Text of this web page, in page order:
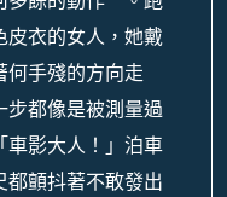
皮衣的女人，她戴
何手殘的方向走
步都像是被測量過
車影大人！」泊車
顫抖著不敢發出